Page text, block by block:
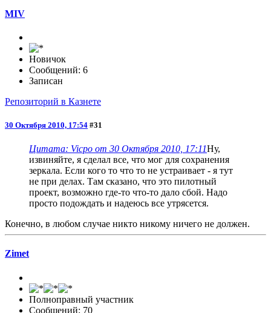
MIV
Новичок
Сообщений: 6
Записан
Репозиторий в Казнете
30 Октября 2010, 17:54 #31
Цитата: Vicpo от 30 Октября 2010, 17:11Ну,
извиняйте, я сделал все, что мог для сохранения
зеркала. Если кого то что то не устраивает - я тут
не при делах. Там сказано, что это пилотный
проект, возможно где-то что-то дало сбой. Надо
просто подождать и надеюсь все утрясется.
Конечно, в любом случае никто никому ничего не должен.
Zimet
Полноправный участник
Сообщений: 70